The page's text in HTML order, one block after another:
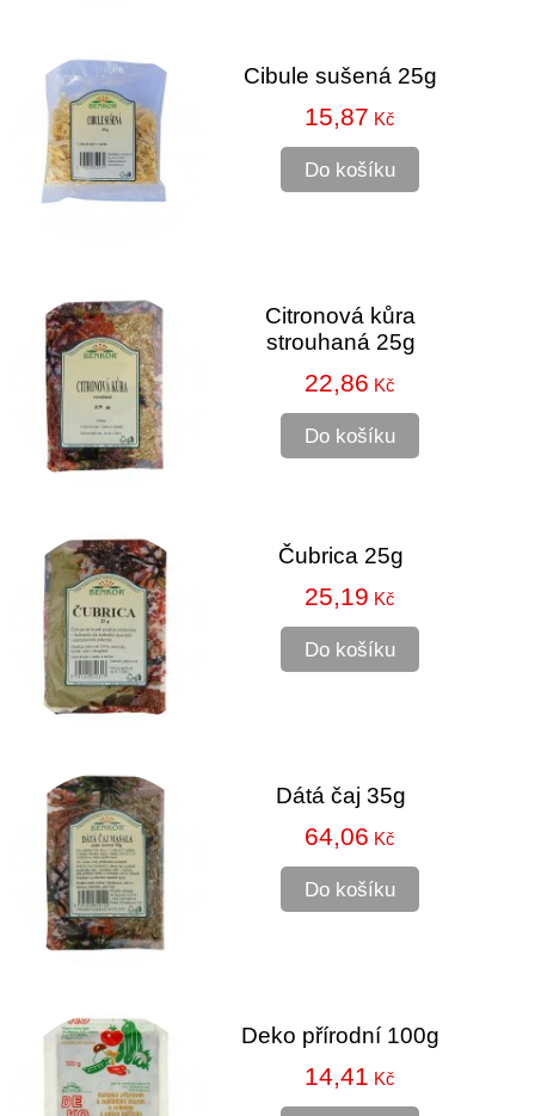
Cibule sušená 25g
15,87 Kč
Do košíku
Citronová kůra
strouhaná 25g
22,86 Kč
Do košíku
Čubrica 25g
25,19 Kč
Do košíku
Dátá čaj 35g
64,06 Kč
Do košíku
Deko přírodní 100g
14,41 Kč